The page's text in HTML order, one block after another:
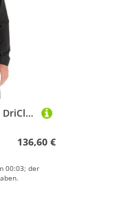
Marmot Herren Pinnacle DriClime Hoody, Warme Fleecejacke, Full Zip Outdoorjacke, atmungsaktive und winddichte Funktionsjacke, dehnbar, packbar, zum Wandern, Black, M
136,60 €
00:03; der